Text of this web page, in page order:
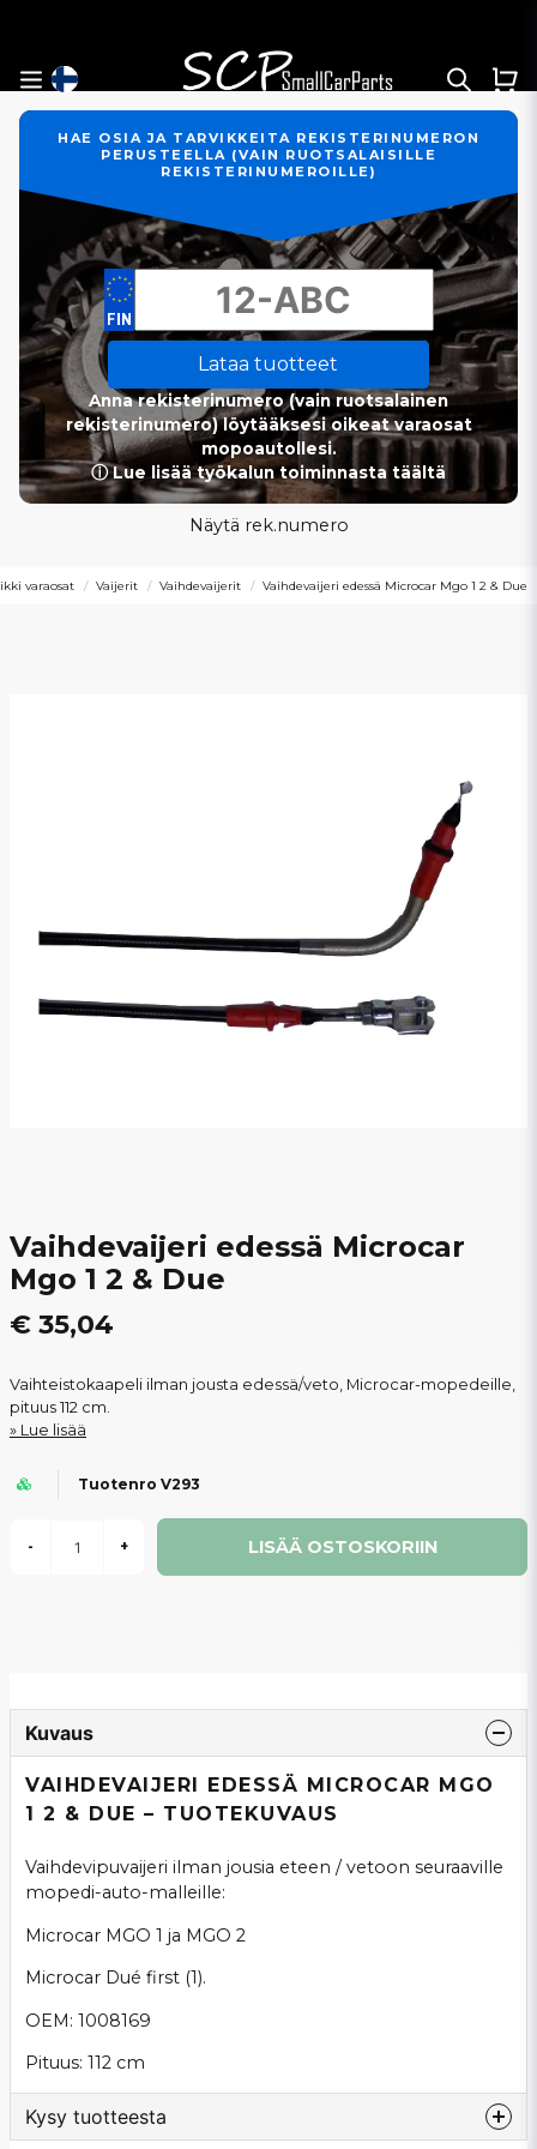
HAE OSIA JA TARVIKKEITA REKISTERINUMERON
PERUSTEELLA (VAIN RUOTSALAISILLE
REKISTERINUMEROILLE)
Lataa tuotteet
Anna rekisterinumero (vain ruotsalainen
rekisterinumero) löytääksesi oikeat varaosat
mopoautollesi.
ⓘ Lue lisää työkalun toiminnasta täältä
Näytä rek.numero
varaosat Vaijerit Vaihdevaijerit Vaihdevaijeri edessä Microcar Mgo 1 2 & Due
Vaihdevaijeri edessä Microcar
Mgo 1 2 & Due
€ 35,04
Vaihteistokaapeli ilman jousta edessä/veto, Microcar-mopedeille,
pituus 112 cm.
Lue lisää
Tuotenro V293
- + LISÄÄ OSTOSKORIIN
Kuvaus
VAIHDEVAIJERI EDESSÄ MICROCAR MGO
1 2 & DUE – TUOTEKUVAUS
Vaihdevipuvaijeri ilman jousia eteen / vetoon seuraaville
mopedi-auto-malleille:
Microcar MGO 1 ja MGO 2
Microcar Dué first (1).
OEM: 1008169
Pituus: 112 cm
Kysy tuotteesta